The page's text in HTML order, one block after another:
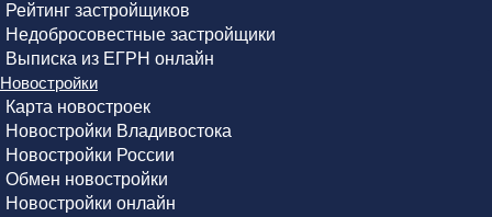
Рейтинг застройщиков
Недобросовестные застройщики
Выписка из ЕГРН онлайн
Новостройки
Карта новостроек
Новостройки Владивостока
Новостройки России
Обмен новостройки
Новостройки онлайн